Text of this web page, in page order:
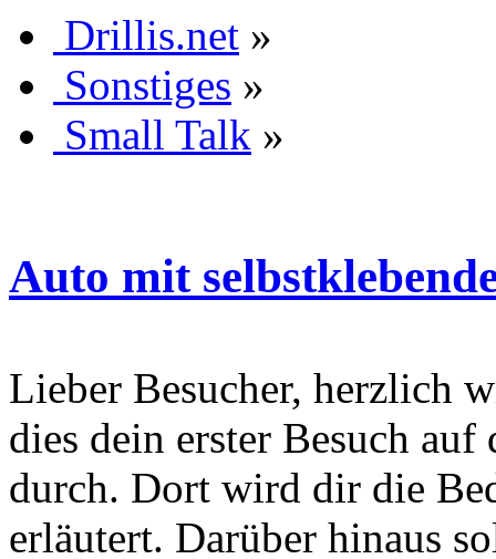
Drillis.net »
Sonstiges »
Small Talk »
Auto mit
Lieber Besucher, herzlich
dies dein erster Besuch
durch. Dort wird dir die
erläutert. Darüber hinaus